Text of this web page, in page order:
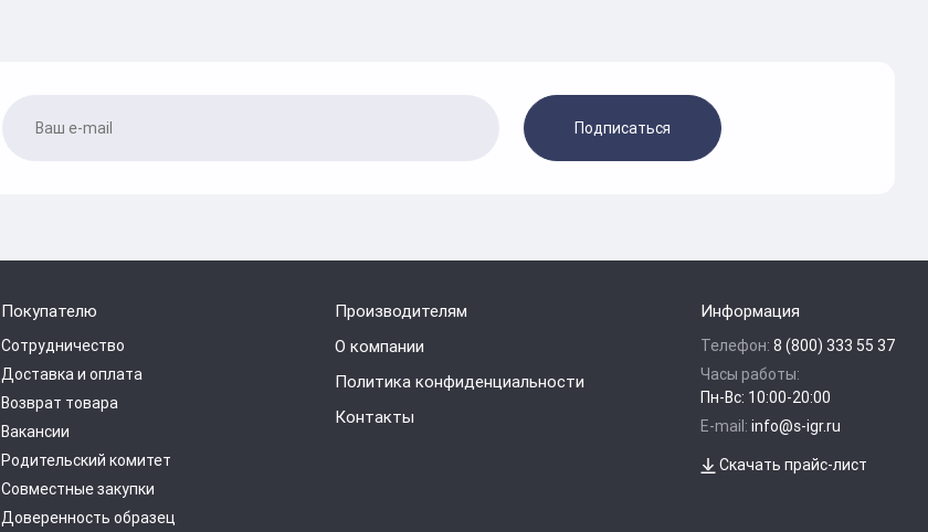
Подписаться
Покупателю
Сотрудничество
Доставка и оплата
Возврат товара
Вакансии
Родительский комитет
Совместные закупки
Доверенность образец
Производителям
О компании
Политика конфиденциальности
Контакты
Информация
Телефон: 8 (800) 333 55 37
Часы работы:
Пн-Вс: 10:00-20:00
E-mail: info@s-igr.ru
Скачать прайс-лист